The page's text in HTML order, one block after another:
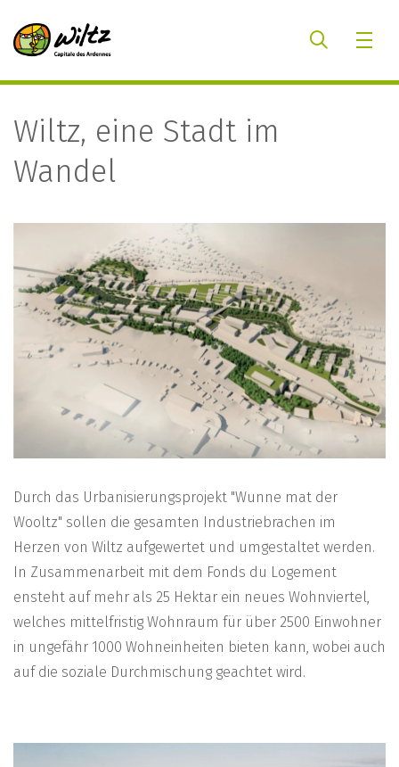
Wiltz, eine Stadt im
Wandel
Durch das Urbanisierungsprojekt "Wunne mat der
Wooltz" sollen die gesamten Industriebrachen im
Herzen von Wiltz aufgewertet und umgestaltet werden.
In Zusammenarbeit mit dem Fonds du Logement
ensteht auf mehr als 25 Hektar ein neues Wohnviertel,
welches mittelfristig Wohnraum für über 2500 Einwohner
in ungefähr 1000 Wohneinheiten bieten kann, wobei auch
auf die soziale Durchmischung geachtet wird.